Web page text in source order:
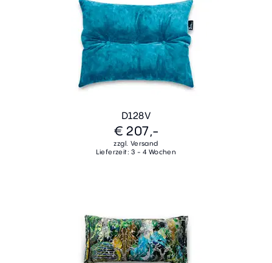
D128V
€ 207,-
zzgl. Versand
Lieferzeit: 3 - 4 Wochen